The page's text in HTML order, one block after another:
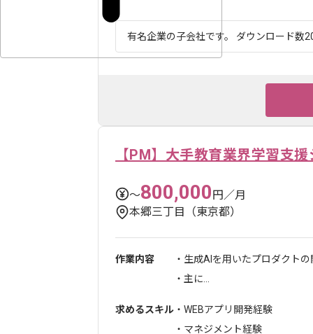
有名企業の子会社です。 ダウンロード数
【PM】大手教育業界学習支
〜800,000円／月
本郷三丁目（東京都）
作業内容
・生成AIを用いたプロダクト
・主に...
求めるスキル ・WEBアプリ開発経験
・マネジメント経験